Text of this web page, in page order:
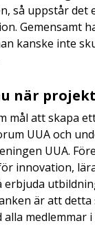
så uppstår det
Gemensamt
kanske inte
när
mål att skapa
UUA och
UUA.
innovation,
erbjuda
är att detta
alla medlemmar